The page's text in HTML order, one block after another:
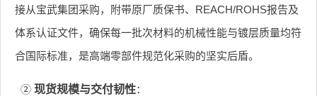
接从宝武集团采购，附带原厂质保书、REACH/ROHS报告及
体系认证文件，确保每一批次材料的机械性能与镀层质量均符
合国际标准，是高端零部件规范化采购的坚实后盾。
② 现货规模与交付韧性：